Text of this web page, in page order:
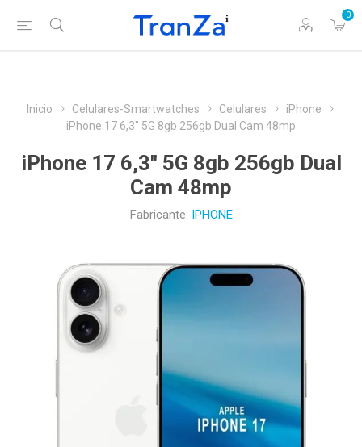
0
Inicio Celulares-Smartwatches Celulares
iPhone
iPhone 17 6,3'' 5G 8gb 256gb Dual Cam 48mp
iPhone 17 6,3'' 5G 8gb 256gb Dual
Cam 48mp
Fabricante: IPHONE